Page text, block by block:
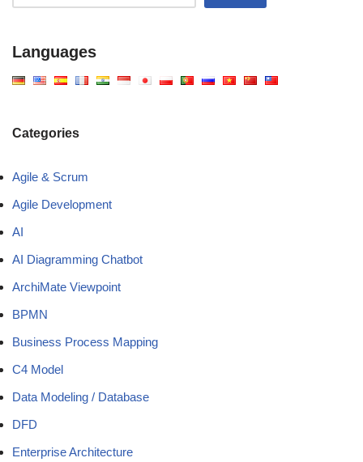
Languages
Categories
Agile & Scrum
Agile Development
AI
AI Diagramming Chatbot
ArchiMate Viewpoint
BPMN
Business Process Mapping
C4 Model
Data Modeling / Database
DFD
Enterprise Architecture